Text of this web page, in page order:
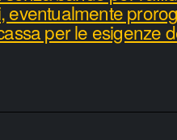
eventualmente
per le esigenze